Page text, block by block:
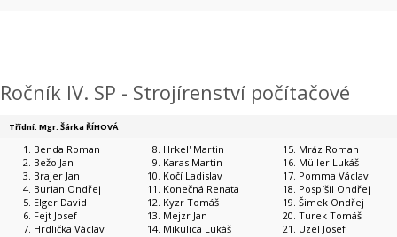
Ročník IV. SP - Strojírenství počítačové
Třídní: Mgr. Šárka ŘÍHOVÁ
Benda Roman
Bežo Jan
Brajer Jan
Burian Ondřej
Elger David
Fejt Josef
Hrdlička Václav
Hrkel' Martin
Karas Martin
Kočí Ladislav
Konečná Renata
Kyzr Tomáš
Mejzr Jan
Mikulica Lukáš
Mráz Roman
Müller Lukáš
Pomma Václav
Pospíšil Ondřej
Šimek Ondřej
Turek Tomáš
Uzel Josef